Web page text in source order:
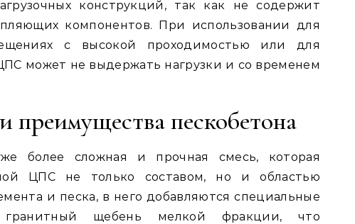
конструкций, так как не содержит
компонентов. При использовании для
с высокой проходимостью или для
может не выдержать нагрузки и со временем
преимущества пескобетона
более сложная и прочная смесь, которая
ЦПС не только составом, но и областью
и песка, в него добавляются специальные
гранитный щебень мелкой фракции, что